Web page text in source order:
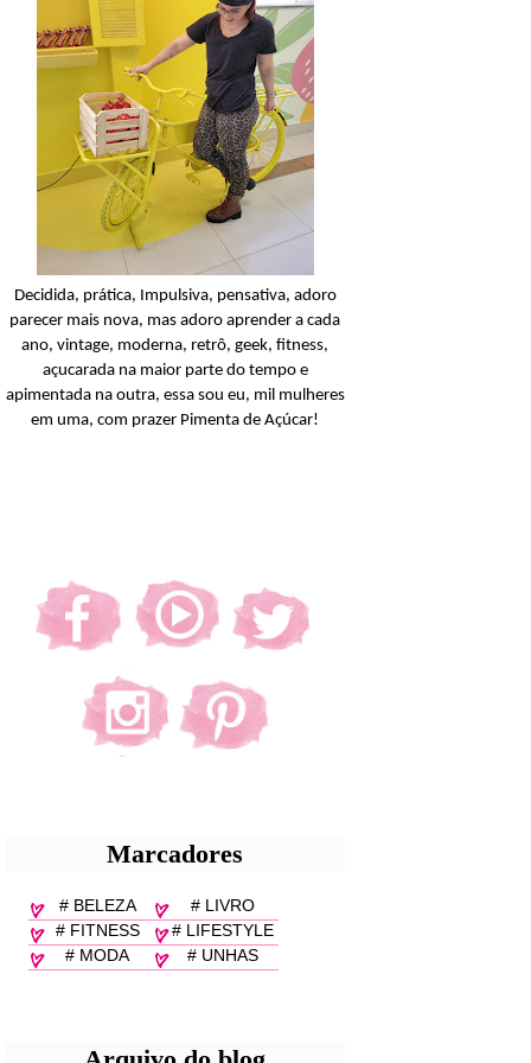
Açucarando: Sabonete
Líquido Facial Fenzza
Decidida, prática, Impulsiva, pensativa, adoro
parecer mais nova, mas adoro aprender a cada
ano, vintage, moderna, retrô, geek, fitness,
açucarada na maior parte do tempo e
apimentada na outra, essa sou eu, mil mulheres
em uma, com prazer Pimenta de Açúcar!
Marcadores
# BELEZA
# LIVRO
# FITNESS
# LIFESTYLE
# MODA
# UNHAS